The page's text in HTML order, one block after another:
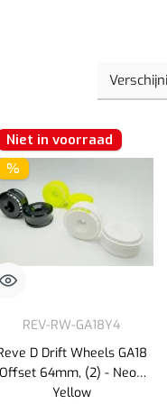
Niet in voorraad
%
REV-RW-GA18Y4
D Drift Wheels GA18
Offset 64mm, (2) - Neon
Yellow